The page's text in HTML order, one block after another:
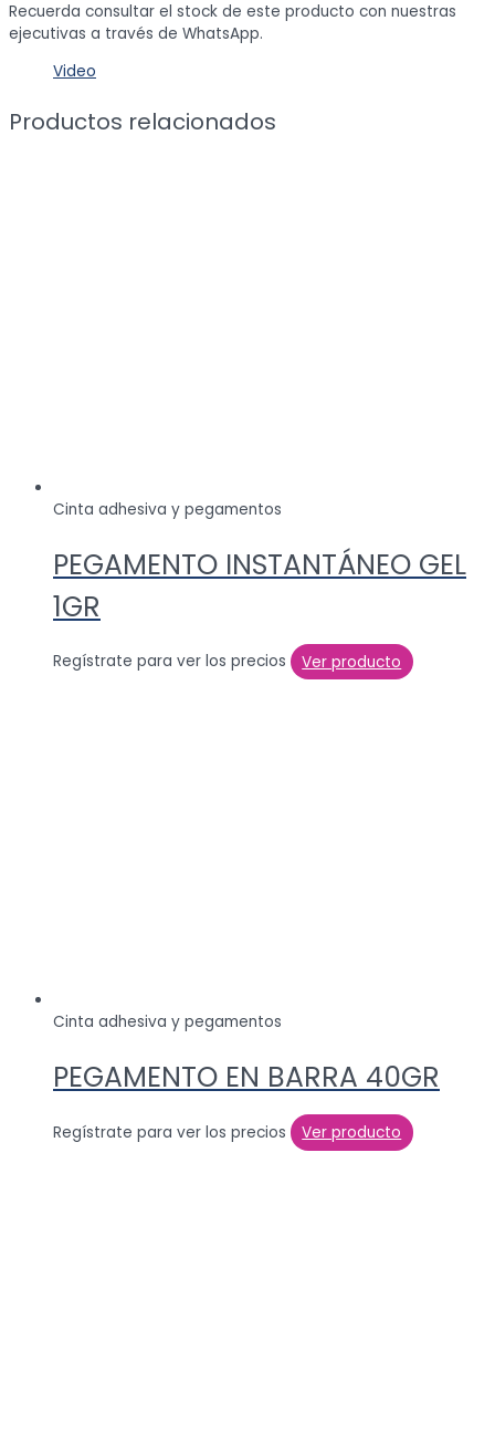
Recuerda consultar el stock de este producto con nuestras
ejecutivas a través de WhatsApp.
Video
Productos relacionados
Cinta adhesiva y pegamentos
PEGAMENTO INSTANTÁNEO GEL
1GR
Regístrate para ver los precios Ver producto
Cinta adhesiva y pegamentos
PEGAMENTO EN BARRA 40GR
Regístrate para ver los precios Ver producto